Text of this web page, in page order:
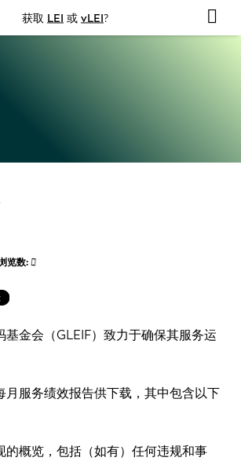
获取 LEI 或 vLEI?
览数:
基金会（GLEIF）致力于确保其服务运
月服务绩效报告供下载，其中包含以下
的概览，包括（如有）任何违规和事